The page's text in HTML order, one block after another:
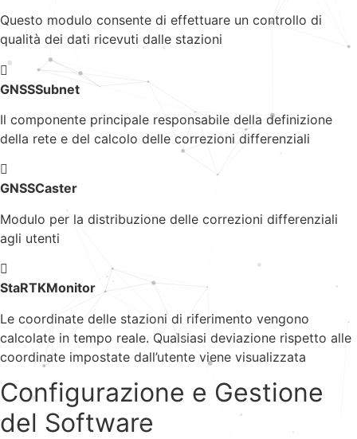
Questo modulo consente di effettuare un controllo di
qualità dei dati ricevuti dalle stazioni
GNSSSubnet
Il componente principale responsabile della definizione
della rete e del calcolo delle correzioni differenziali
GNSSCaster
Modulo per la distribuzione delle correzioni differenziali
agli utenti
StaRTKMonitor
Le coordinate delle stazioni di riferimento vengono
calcolate in tempo reale. Qualsiasi deviazione rispetto alle
coordinate impostate dall’utente viene visualizzata
Configurazione e Gestione
del Software